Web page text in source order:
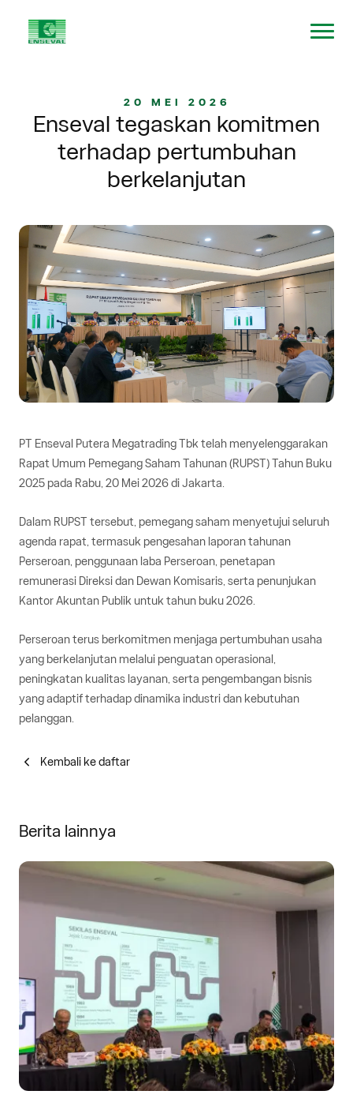
20 MEI 2026
Enseval tegaskan komitmen
terhadap pertumbuhan
berkelanjutan
PT Enseval Putera Megatrading Tbk telah menyelenggarakan
Rapat Umum Pemegang Saham Tahunan (RUPST) Tahun Buku
2025 pada Rabu, 20 Mei 2026 di Jakarta.
Dalam RUPST tersebut, pemegang saham menyetujui seluruh
agenda rapat, termasuk pengesahan laporan tahunan
Perseroan, penggunaan laba Perseroan, penetapan
remunerasi Direksi dan Dewan Komisaris, serta penunjukan
Kantor Akuntan Publik untuk tahun buku 2026.
Perseroan terus berkomitmen menjaga pertumbuhan usaha
yang berkelanjutan melalui penguatan operasional,
peningkatan kualitas layanan, serta pengembangan bisnis
yang adaptif terhadap dinamika industri dan kebutuhan
pelanggan.
Kembali ke daftar
Berita lainnya